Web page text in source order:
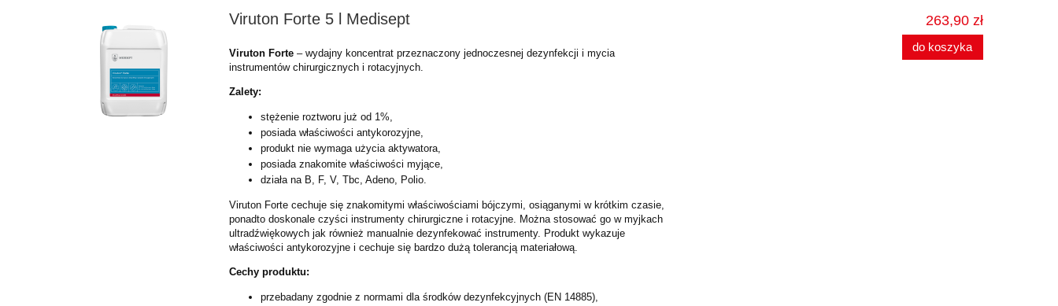
Viruton Forte 5 l Medisept
Viruton Forte – wydajny koncentrat przeznaczony jednoczesnej dezynfekcji i mycia
instrumentów chirurgicznych i rotacyjnych.
Zalety:
stężenie roztworu już od 1%,
posiada właściwości antykorozyjne,
produkt nie wymaga użycia aktywatora,
posiada znakomite właściwości myjące,
działa na B, F, V, Tbc, Adeno, Polio.
Viruton Forte cechuje się znakomitymi właściwościami bójczymi, osiąganymi w krótkim czasie,
ponadto doskonale czyści instrumenty chirurgiczne i rotacyjne. Można stosować go w myjkach
ultradźwiękowych jak również manualnie dezynfekować instrumenty. Produkt wykazuje
właściwości antykorozyjne i cechuje się bardzo dużą tolerancją materiałową.
Cechy produktu:
przebadany zgodnie z normami dla środków dezynfekcyjnych (EN 14885),
263,90 zł
do koszyka